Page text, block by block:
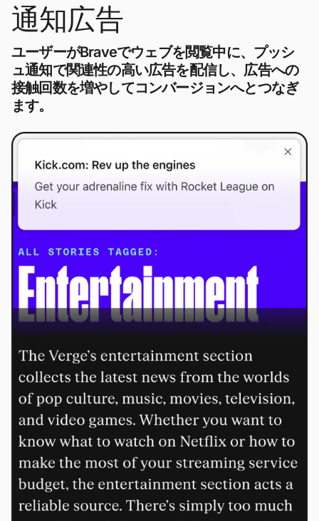
通知広告
ユーザーがBraveでウェブを閲覧中に、プッシ
ュ通知で関連性の高い広告を配信し、広告への
接触回数を増やしてコンバージョンへとつなぎ
ます。